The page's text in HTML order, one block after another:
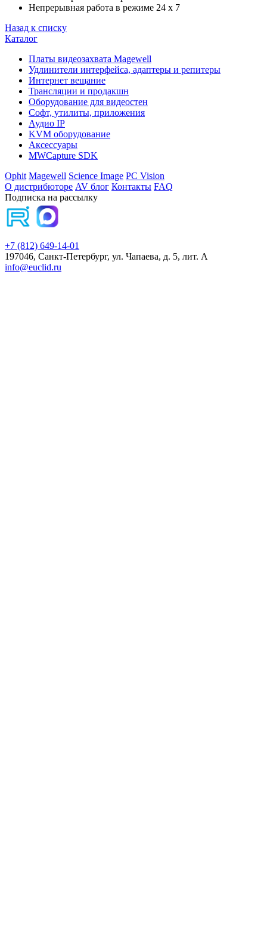
Непрерывная работа в режиме 24 x 7
Назад к списку
Каталог
Платы видеозахвата Magewell
Удлинители интерфейса, адаптеры и репитеры
Интернет вещание
Трансляции и продакшн
Оборудование для видеостен
Софт, утилиты, приложения
Аудио IP
KVM оборудование
Аксессуары
MWCapture SDK
Ophit Magewell Science Image PC Vision
О дистрибюторе AV блог Контакты FAQ
Подписка на рассылку
+7 (812) 649-14-01
197046, Санкт-Петербург, ул. Чапаева, д. 5, лит. А
info@euclid.ru